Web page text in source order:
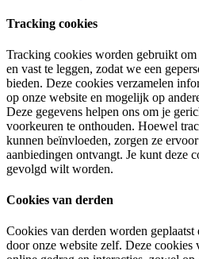
Tracking cookies
Tracking cookies worden gebruikt
en vast te leggen, zodat we een
bieden. Deze cookies verzamelen
op onze website en mogelijk op
Deze gegevens helpen ons om je
voorkeuren te onthouden. Hoewel
kunnen beïnvloeden, zorgen ze
aanbiedingen ontvangt. Je kunt deze
gevolgd wilt worden.
Cookies van derden
Cookies van derden worden geplaatst
door onze website zelf. Deze cookies